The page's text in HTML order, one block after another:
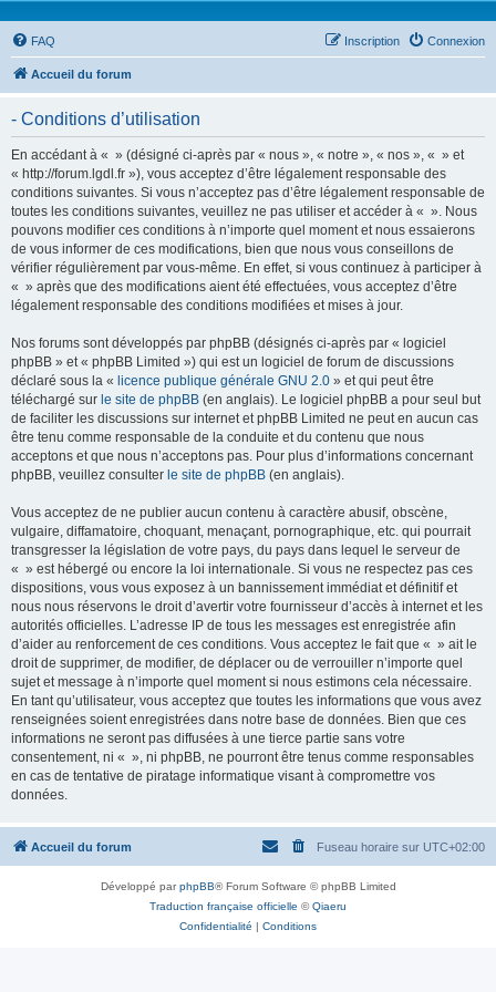
FAQ Connexion
Inscription
Accueil du forum
- Conditions d’utilisation
En accédant à « » (désigné ci-après par « nous », « notre », « nos », « » et
« http://forum.lgdl.fr »), vous acceptez d’être légalement responsable des
conditions suivantes. Si vous n’acceptez pas d’être légalement responsable de
toutes les conditions suivantes, veuillez ne pas utiliser et accéder à « ». Nous
pouvons modifier ces conditions à n’importe quel moment et nous essaierons
de vous informer de ces modifications, bien que nous vous conseillons de
vérifier régulièrement par vous-même. En effet, si vous continuez à participer à
« » après que des modifications aient été effectuées, vous acceptez d’être
légalement responsable des conditions modifiées et mises à jour.
Nos forums sont développés par phpBB (désignés ci-après par « logiciel
phpBB » et « phpBB Limited ») qui est un logiciel de forum de discussions
déclaré sous la « licence publique générale GNU 2.0 » et qui peut être
téléchargé sur le site de phpBB (en anglais). Le logiciel phpBB a pour seul but
de faciliter les discussions sur internet et phpBB Limited ne peut en aucun cas
être tenu comme responsable de la conduite et du contenu que nous
acceptons et que nous n’acceptons pas. Pour plus d’informations concernant
phpBB, veuillez consulter le site de phpBB (en anglais).
Vous acceptez de ne publier aucun contenu à caractère abusif, obscène,
vulgaire, diffamatoire, choquant, menaçant, pornographique, etc. qui pourrait
transgresser la législation de votre pays, du pays dans lequel le serveur de
« » est hébergé ou encore la loi internationale. Si vous ne respectez pas ces
dispositions, vous vous exposez à un bannissement immédiat et définitif et
nous nous réservons le droit d’avertir votre fournisseur d’accès à internet et les
autorités officielles. L’adresse IP de tous les messages est enregistrée afin
d’aider au renforcement de ces conditions. Vous acceptez le fait que « » ait le
droit de supprimer, de modifier, de déplacer ou de verrouiller n’importe quel
sujet et message à n’importe quel moment si nous estimons cela nécessaire.
En tant qu’utilisateur, vous acceptez que toutes les informations que vous avez
renseignées soient enregistrées dans notre base de données. Bien que ces
informations ne seront pas diffusées à une tierce partie sans votre
consentement, ni « », ni phpBB, ne pourront être tenus comme responsables
en cas de tentative de piratage informatique visant à compromettre vos
données.
Accueil du forum Fuseau horaire sur UTC+02:00
Développé parphpBB® Forum Software © phpBB Limited
Traduction française officielle ©Qiaeru
Confidentialité | Conditions